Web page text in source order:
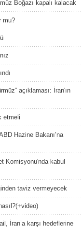
Boğazı kapalı kalacak
mu?
açıklaması: İran'ın
etmeli
Hazine Bakanı’na
Komisyonu'nda kabul
taviz vermeyecek
İran’a karşı hedeflerine